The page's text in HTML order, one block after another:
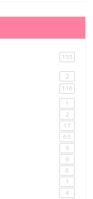
155
2
116
1
2
17
63
9
9
6
1
4